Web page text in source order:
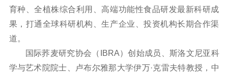
育种、全植株综合利用、高端功能性食品研发最新科研成
果，打通全球科研机构、生产企业、投资机构长期合作渠
道。
国际荞麦研究协会（IBRA）创始成员、斯洛文尼亚科
学与艺术院院士、卢布尔雅那大学伊万·克雷夫特教授，中